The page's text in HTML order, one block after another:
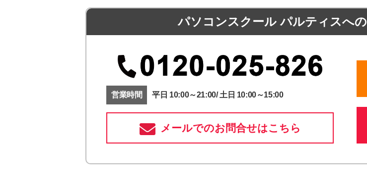
パソコンスクール パルティスへの
営業時間 平日 10:00～21:00/ 土日 10:00～15:00
メールでのお問合せはこちら